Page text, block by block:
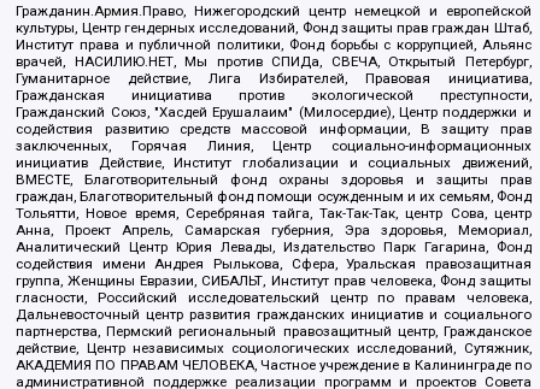
Гражданин.Армия.Право, Нижегородский центр немецкой и европейской
культуры, Центр гендерных исследований, Фонд защиты прав граждан Штаб,
Институт права и публичной политики, Фонд борьбы с коррупцией, Альянс
врачей, НАСИЛИЮ.НЕТ, Мы против СПИДа, СВЕЧА, Открытый Петербург,
Гуманитарное действие, Лига Избирателей, Правовая инициатива,
Гражданская инициатива против экологической преступности,
Гражданский Союз, "Хасдей Ерушалаим" (Милосердие), Центр поддержки и
содействия развитию средств массовой информации, В защиту прав
заключенных, Горячая Линия, Центр социально-информационных
инициатив Действие, Институт глобализации и социальных движений,
ВМЕСТЕ, Благотворительный фонд охраны здоровья и защиты прав
граждан, Благотворительный фонд помощи осужденным и их семьям, Фонд
Тольятти, Новое время, Серебряная тайга, Так-Так-Так, центр Сова, центр
Анна, Проект Апрель, Самарская губерния, Эра здоровья, Мемориал,
Аналитический Центр Юрия Левады, Издательство Парк Гагарина, Фонд
содействия имени Андрея Рылькова, Сфера, Уральская правозащитная
группа, Женщины Евразии, СИБАЛЬТ, Институт прав человека, Фонд защиты
гласности, Российский исследовательский центр по правам человека,
Дальневосточный центр развития гражданских инициатив и социального
партнерства, Пермский региональный правозащитный центр, Гражданское
действие, Центр независимых социологических исследований, Сутяжник,
АКАДЕМИЯ ПО ПРАВАМ ЧЕЛОВЕКА, Частное учреждение в Калининграде по
административной поддержке реализации программ и проектов Совета